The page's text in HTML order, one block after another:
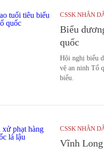
CSSK NHÂN
Biểu
quốc
Hội nghị biểu
vệ an ninh Tổ
biểu.
CSSK NHÂN
Vĩnh